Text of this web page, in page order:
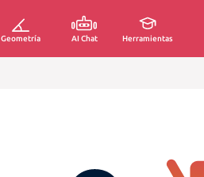
Geometría AI Chat Herramientas